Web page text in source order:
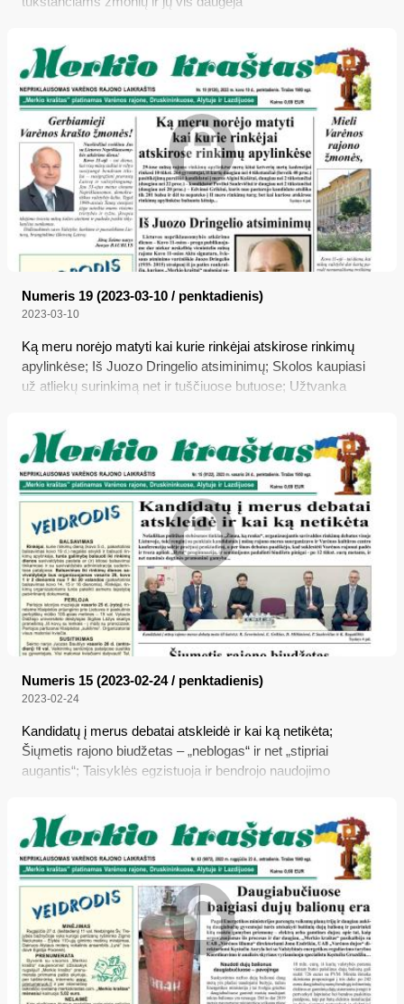
Numeris 19 (2023-03-10 / penktadienis)
2023-03-10
Ką meru norėjo matyti kai kurie rinkėjai atskirose rinkimų
apylinkėse; Iš Juozo Dringelio atsiminimų; Skolos kaupiasi
už atliekų surinkimą net ir tuščiuose butuose; Užtvanka
Numeris 15 (2023-02-24 / penktadienis)
2023-02-24
Kandidatų į merus debatai atskleidė ir kai ką netikėta;
Šiųmetis rajono biudžetas – „neblogas“ ir net „stipriai
augantis“; Taisyklės egzistuoja ir bendrojo naudojimo